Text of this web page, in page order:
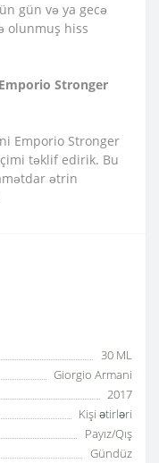
gün və ya gecə
olunmuş hiss
Stronger
Emporio Stronger
təklif edirik. Bu
ətrin
30 ML
Giorgio Armani
2017
Kişi ətirləri
Payız/Qış
Gündüz